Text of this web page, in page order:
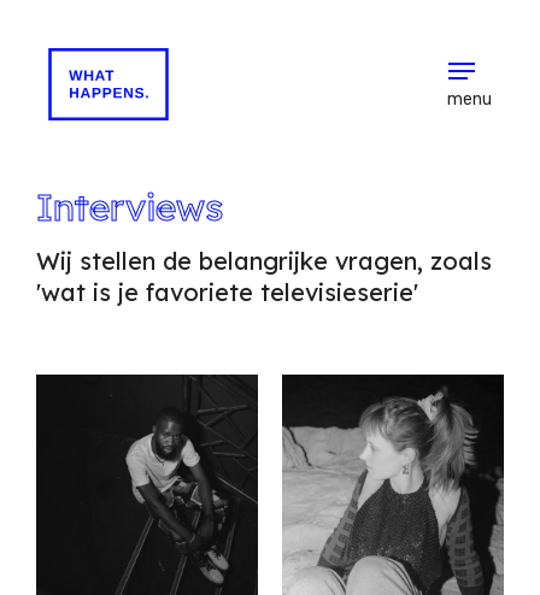
menu
Interviews
Wij stellen de belangrijke vragen, zoals
'wat is je favoriete televisieserie'